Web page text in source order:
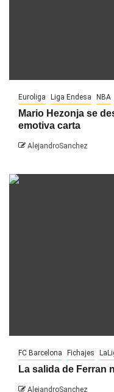
Euroliga Liga Endesa NBA
Mario Hezonja se
emotiva carta
AlejandroSanchez
FC Barcelona Fichajes
La salida de Ferran
AlejandroSanchez